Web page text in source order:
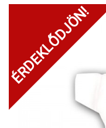
ÉRDEKLŐDJÖN!